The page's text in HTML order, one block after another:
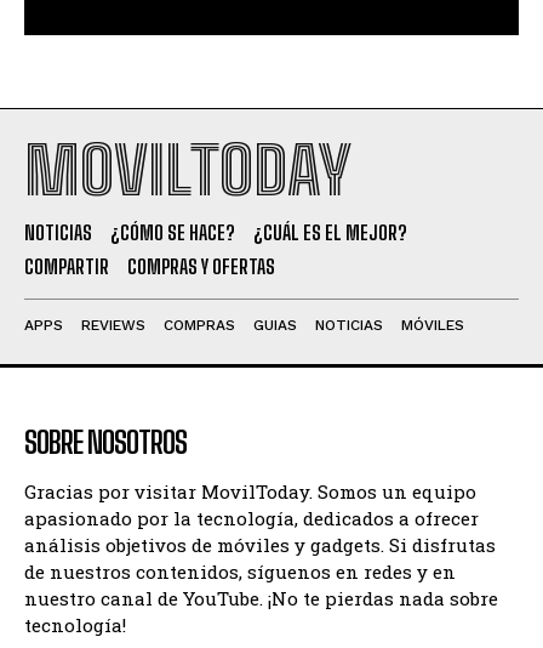
MOVILTODAY
NOTICIAS ¿CÓMO SE HACE?
¿CUÁL ES EL MEJOR?
COMPARTIR
COMPRAS Y OFERTAS
APPS REVIEWS COMPRAS GUIAS NOTICIAS MÓVILES
SOBRE NOSOTROS
Gracias por visitar MovilToday. Somos un equipo
apasionado por la tecnología, dedicados a ofrecer
análisis objetivos de móviles y gadgets. Si disfrutas
de nuestros contenidos, síguenos en redes y en
nuestro canal de YouTube. ¡No te pierdas nada sobre
tecnología!